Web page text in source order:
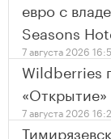
евро с
Seasons
7 августа 2026
Wildberries
7 августа 2026